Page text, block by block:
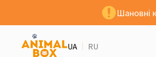
Шановні
UA RU